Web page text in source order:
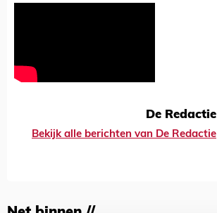
De Redactie
Bekijk alle berichten van De Redactie